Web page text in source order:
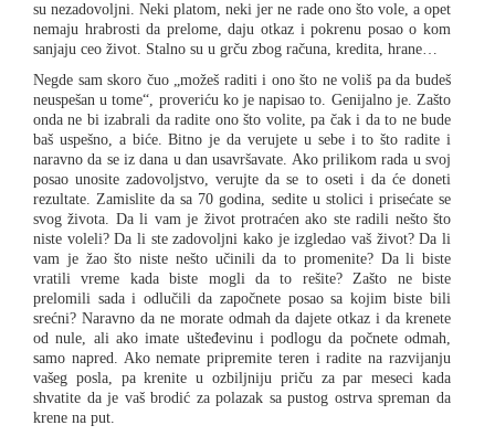
su nezadovoljni. Neki platom, neki jer ne rade ono što vole, a opet
nemaju hrabrosti da prelome, daju otkaz i pokrenu posao o kom
sanjaju ceo život. Stalno su u grču zbog računa, kredita, hrane…
Negde sam skoro čuo „možeš raditi i ono što ne voliš pa da budeš
neuspešan u tome“, proveriću ko je napisao to. Genijalno je. Zašto
onda ne bi izabrali da radite ono što volite, pa čak i da to ne bude
baš uspešno, a biće. Bitno je da verujete u sebe i to što radite i
naravno da se iz dana u dan usavršavate. Ako prilikom rada u svoj
posao unosite zadovoljstvo, verujte da se to oseti i da će doneti
rezultate. Zamislite da sa 70 godina, sedite u stolici i prisećate se
svog života. Da li vam je život protraćen ako ste radili nešto što
niste voleli? Da li ste zadovoljni kako je izgledao vaš život? Da li
vam je žao što niste nešto učinili da to promenite? Da li biste
vratili vreme kada biste mogli da to rešite? Zašto ne biste
prelomili sada i odlučili da započnete posao sa kojim biste bili
srećni? Naravno da ne morate odmah da dajete otkaz i da krenete
od nule, ali ako imate ušteđevinu i podlogu da počnete odmah,
samo napred. Ako nemate pripremite teren i radite na razvijanju
vašeg posla, pa krenite u ozbiljniju priču za par meseci kada
shvatite da je vaš brodić za polazak sa pustog ostrva spreman da
krene na put.